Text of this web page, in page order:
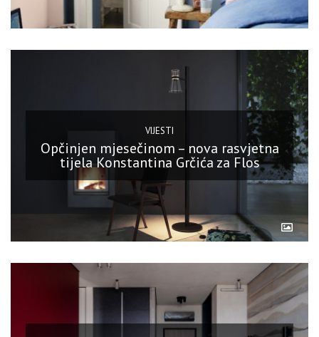
VIJESTI
Opčinjen mjesečinom – nova rasvjetna
tijela Konstantina Grčića za Flos